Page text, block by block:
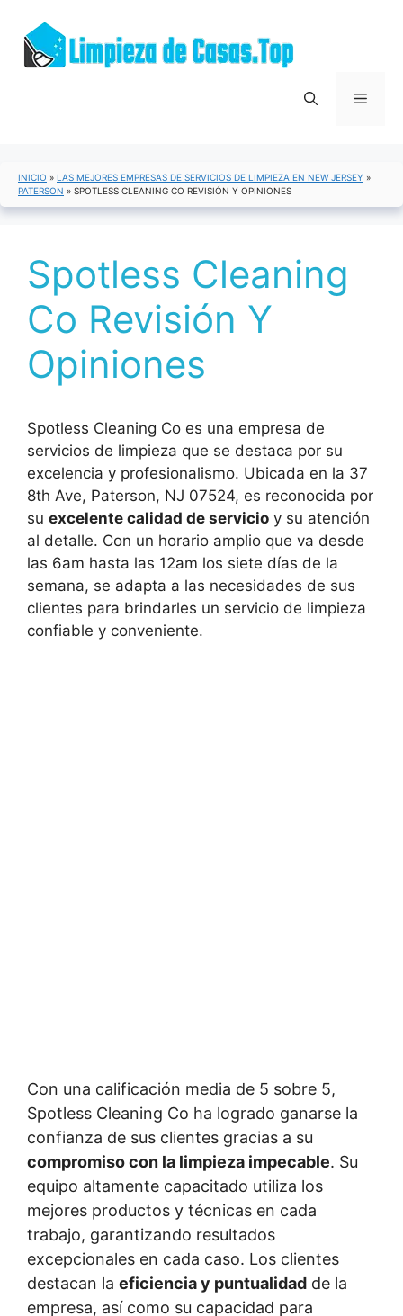
contenido
Menú
INICIO » LAS MEJORES EMPRESAS DE SERVICIOS DE LIMPIEZA EN NEW JERSEY »
PATERSON » SPOTLESS CLEANING CO REVISIÓN Y OPINIONES
Spotless Cleaning
Co Revisión Y
Opiniones
Spotless Cleaning Co es una empresa de
servicios de limpieza que se destaca por su
excelencia y profesionalismo. Ubicada en la 37
8th Ave, Paterson, NJ 07524, es reconocida por
su excelente calidad de servicio y su atención
al detalle. Con un horario amplio que va desde
las 6am hasta las 12am los siete días de la
semana, se adapta a las necesidades de sus
clientes para brindarles un servicio de limpieza
confiable y conveniente.
Con una calificación media de 5 sobre 5,
Spotless Cleaning Co ha logrado ganarse la
confianza de sus clientes gracias a su
compromiso con la limpieza impecable. Su
equipo altamente capacitado utiliza los
mejores productos y técnicas en cada
trabajo, garantizando resultados
excepcionales en cada caso. Los clientes
destacan la eficiencia y puntualidad de la
empresa, así como su capacidad para